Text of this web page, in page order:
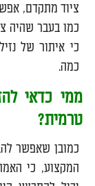
ציוד מתקדם,
כמו בעבר שהיה
כי איתור של
כמה.
ממי כדאי
טרמית?
כמובן שאפשר
המקצוע, כי